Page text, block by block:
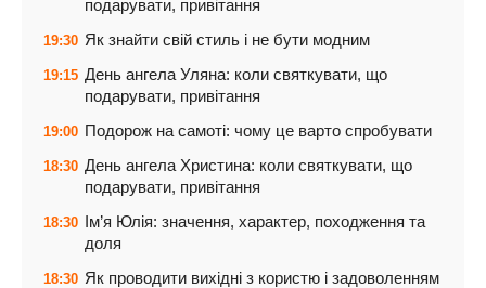
подарувати, привітання
19:30 Як знайти свій стиль і не бути модним
19:15 День ангела Уляна: коли святкувати, що
подарувати, привітання
19:00 Подорож на самоті: чому це варто спробувати
18:30 День ангела Христина: коли святкувати, що
подарувати, привітання
18:30 Ім’я Юлія: значення, характер, походження та
доля
18:30 Як проводити вихідні з користю і задоволенням